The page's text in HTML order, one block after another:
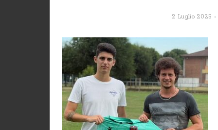
2 Luglio 2025